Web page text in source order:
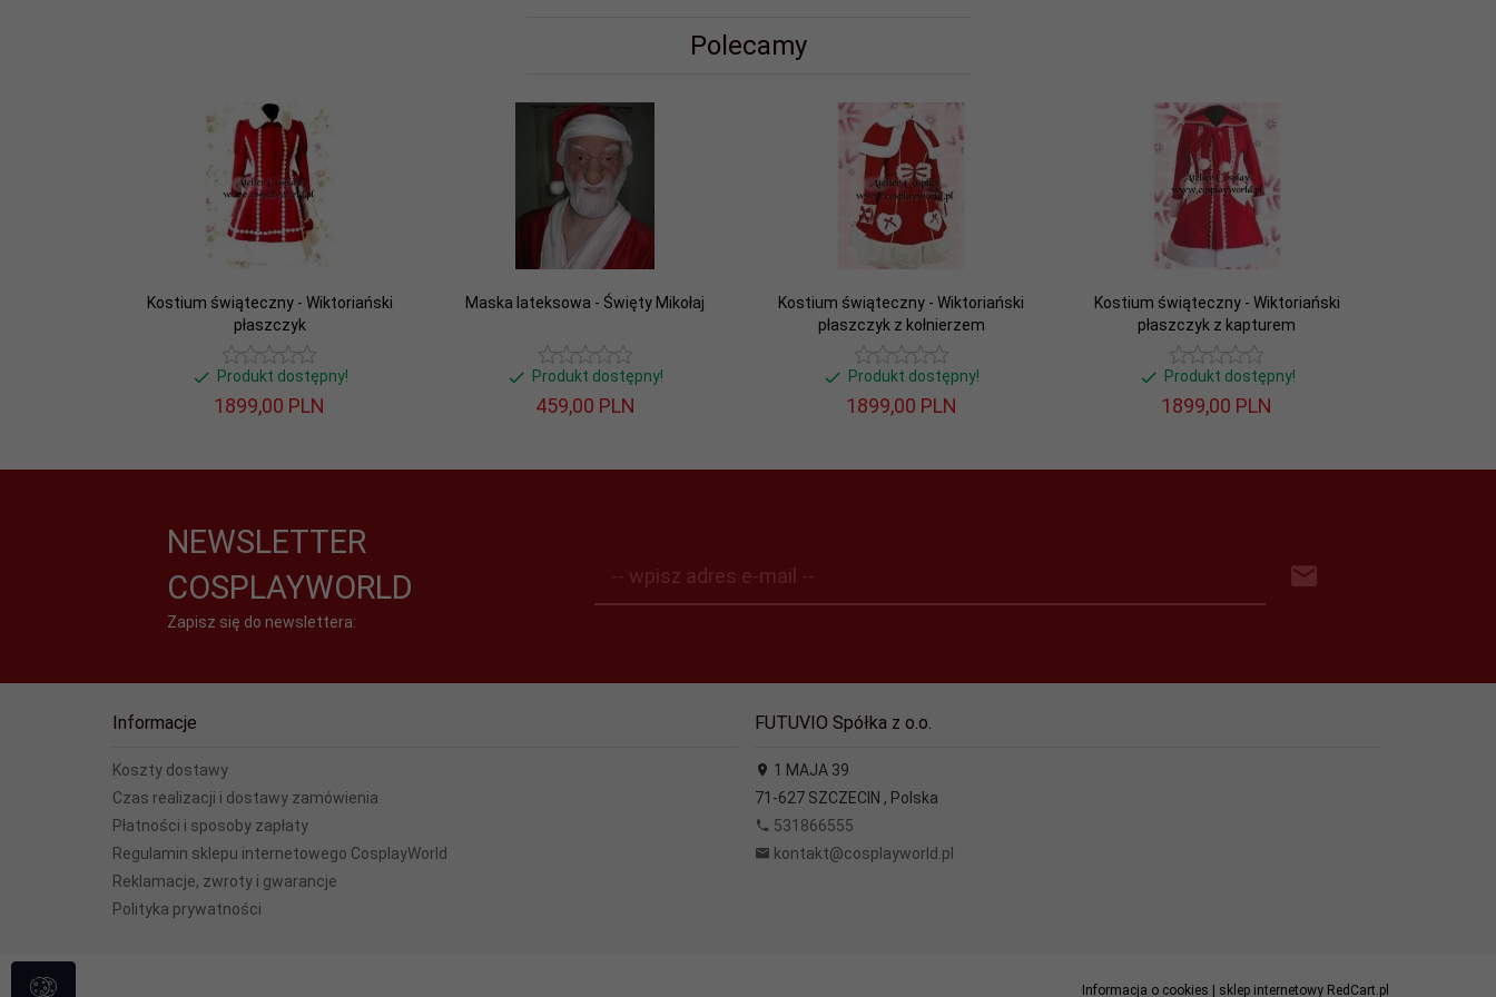
Polecamy
Kostium świąteczny - Wiktoriański
płaszczyk
Produkt dostępny!
1899,00 PLN
Maska lateksowa - Święty Mikołaj
Produkt dostępny!
459,00 PLN
Kostium świąteczny - Wiktoriański
płaszczyk z kołnierzem
Produkt dostępny!
1899,00 PLN
Kostium świąteczny - Wiktoriański
płaszczyk z kapturem
Produkt dostępny!
1899,00 PLN
NEWSLETTER
COSPLAYWORLD
Zapisz się do newslettera:
-- wpisz adres e-mail --
Informacje
Koszty dostawy
Czas realizacji i dostawy zamówienia
Płatności i sposoby zapłaty
Regulamin sklepu internetowego CosplayWorld
Reklamacje, zwroty i gwarancje
Polityka prywatności
FUTUVIO Spółka z o.o.
1 MAJA 39
71-627 SZCZECIN , Polska
531866555
kontakt@cosplayworld.pl
Informacja o cookies sklep internetowyRedCart.pl